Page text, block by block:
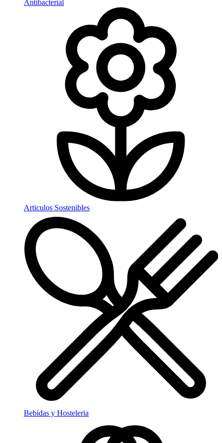
Antibacterial
Articulos Sostenibles
Bebidas y Hosteleria